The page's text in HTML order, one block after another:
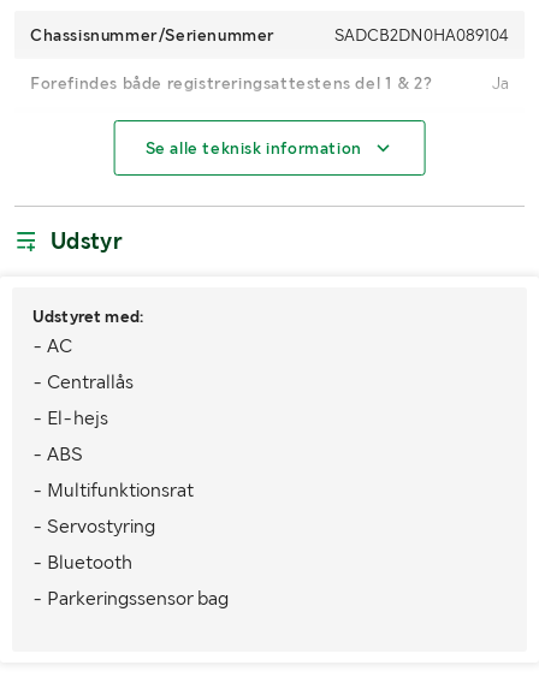
Chassisnummer/Serienummer SADCB2DN0HA089104
Forefindes både registreringsattestens del 1 & 2? Ja
Registreringsafgift
Motoreffekt
Brændstof
Gearkasse
Antal nøgler
Miljøklasse
Køretøjsstatus
Se alle teknisk information
Udstyr
Udstyret med:
- AC
- Centrallås
- El-hejs
- ABS
- Multifunktionsrat
- Servostyring
- Bluetooth
- Parkeringssensor bag